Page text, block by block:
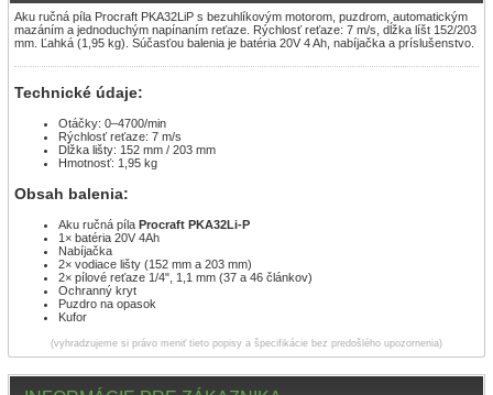
Aku ručná píla Procraft PKA32LiP s bezuhlíkovým motorom, puzdrom, automatickým
mazáním a jednoduchým napínaním reťaze. Rýchlosť reťaze: 7 m/s, dĺžka líšt 152/203
mm. Ľahká (1,95 kg). Súčasťou balenia je batéria 20V 4 Ah, nabíjačka a príslušenstvo.
Technické údaje:
Otáčky: 0–4700/min
Rýchlosť reťaze: 7 m/s
Dĺžka lišty: 152 mm / 203 mm
Hmotnosť: 1,95 kg
Obsah balenia:
Aku ručná píla Procraft PKA32Li-P
1× batéria 20V 4Ah
Nabíjačka
2× vodiace lišty (152 mm a 203 mm)
2× pílové reťaze 1/4", 1,1 mm (37 a 46 článkov)
Ochranný kryt
Puzdro na opasok
Kufor
(vyhradzujeme si právo meniť tieto popisy a špecifikácie bez predošlého upozornenia)